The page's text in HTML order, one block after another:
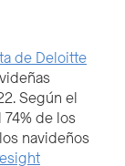
de Deloitte
Según el
74% de los
navideños